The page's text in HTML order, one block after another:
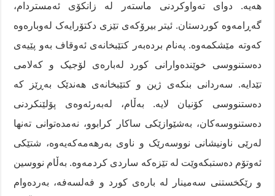
هەیە. دوای تەواوکردنی ماستەر لە زانکۆی ئەمستردام،
گەڕامەوە کوردستان. ئیتر بیرۆکەی تێزی دکتۆرایەک لەوبارەوە
کەوتە مێشکمەوە. پەنام بردەبەر کتێبخانەی ئەوقاف بەو پێیەی
دەستنووسی خوێندەوارانی کورد لەبارەی لۆجیک و کەلامی
تێدایە. سەردانی بنکەی ژین و کتێبخانەی هەندێک بەڕێز کە
دەستنووسی کۆنیان لایە. بەڵام، لەبەرئەوەی پۆلێنکردنی
دەستنووسەکان، بەشێوازێکی ساکار کرابوو، نەمدەتوانی تەنها
لەرێی ناونیشانی نووسەرێک و ناوی بەرهەمەکەیەوە، شتێکی
ئەوتۆم دەستبکەوێت لە تێزەکە ساردی کردمەوە. بەڵام نووسین
و رێکخستنی سەمینار لە بارەی کورد و فەلسەفە، بەردەوام